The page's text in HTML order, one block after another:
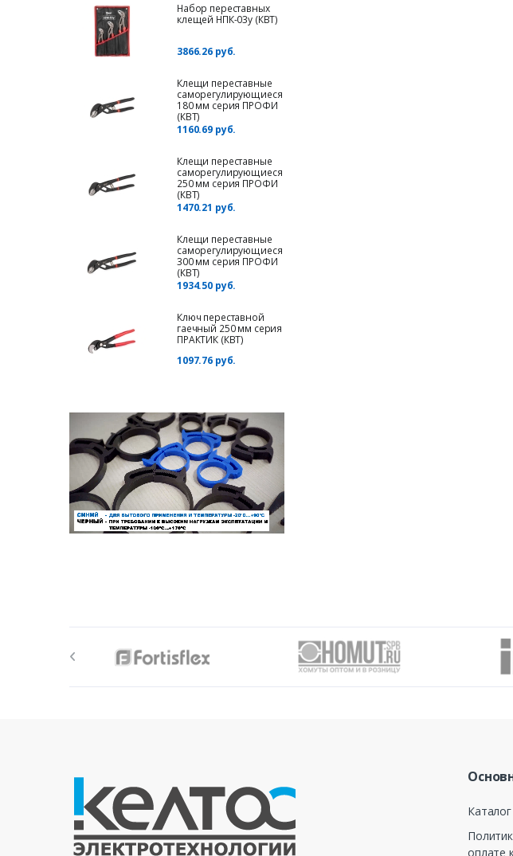
Набор переставных
клещей НПК-03у (КВТ)
3866.26 руб.
Клещи переставные
саморегулирующиеся
180 мм серия ПРОФИ
(КВТ)
1160.69 руб.
Клещи переставные
саморегулирующиеся
250 мм серия ПРОФИ
(КВТ)
1470.21 руб.
Клещи переставные
саморегулирующиеся
300 мм серия ПРОФИ
(КВТ)
1934.50 руб.
Ключ переставной
гаечный 250 мм серия
ПРАКТИК (КВТ)
1097.76 руб.
Каталог
оплате